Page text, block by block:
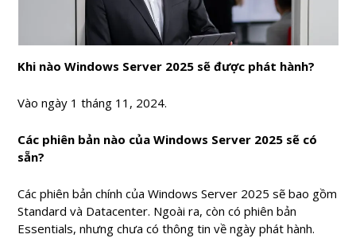
Khi nào Windows Server 2025 sẽ được phát hành?
Vào ngày 1 tháng 11, 2024.
Các phiên bản nào của Windows Server 2025 sẽ có
sẵn?
Các phiên bản chính của Windows Server 2025 sẽ bao gồm
Standard và Datacenter. Ngoài ra, còn có phiên bản
Essentials, nhưng chưa có thông tin về ngày phát hành.